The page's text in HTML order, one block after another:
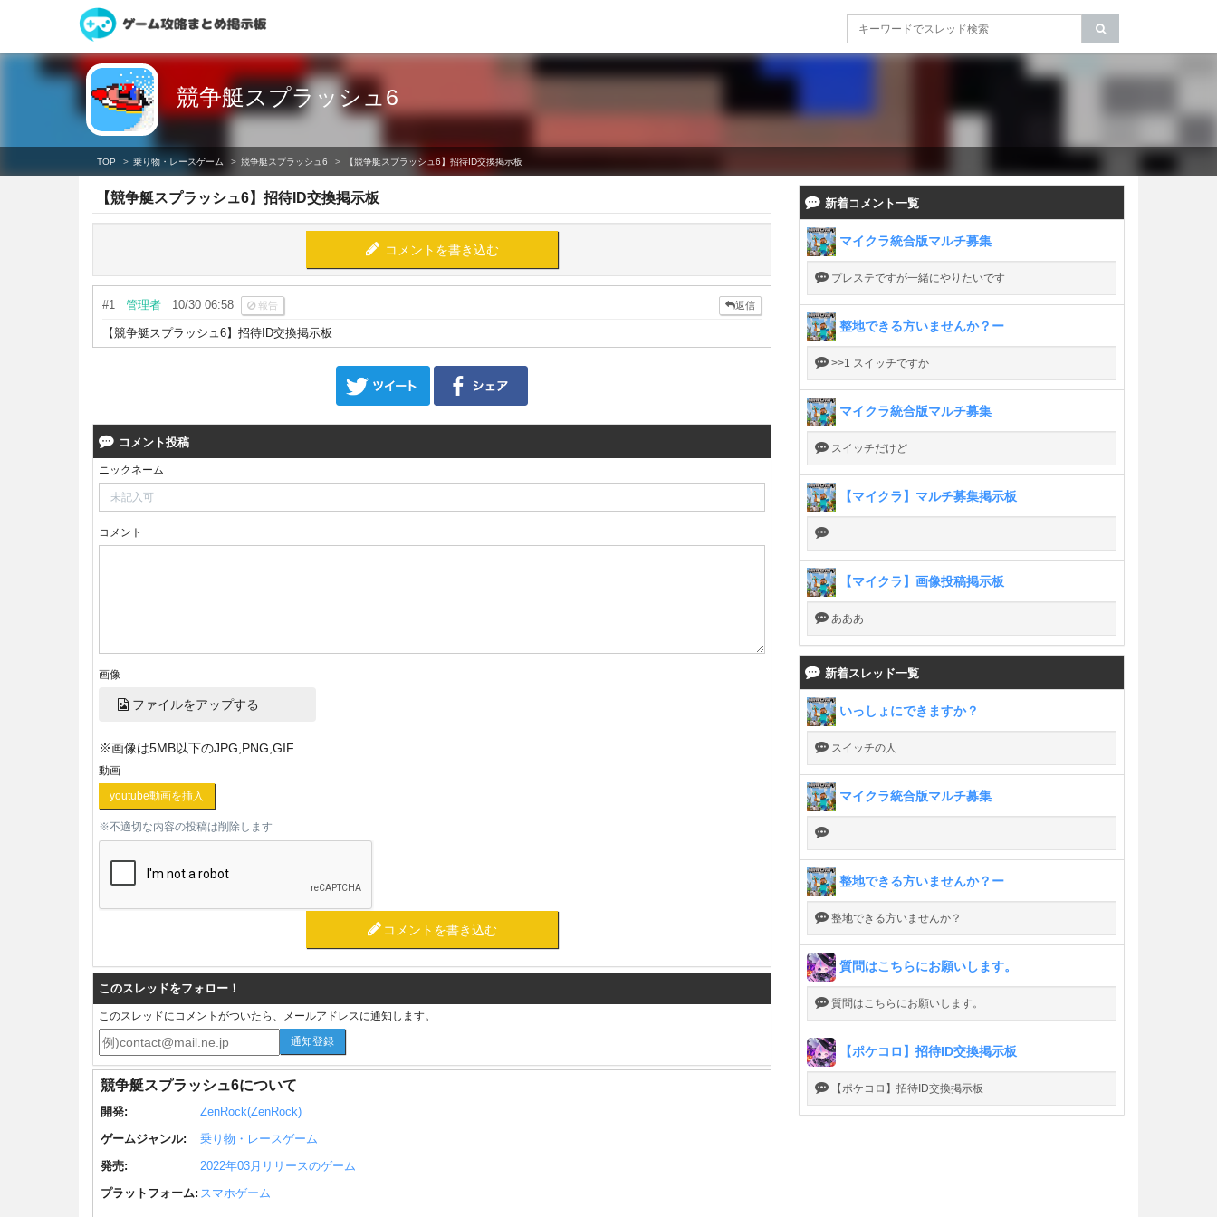
競争艇スプラッシュ6
TOP 乗り物・レースゲーム 競争艇スプラッシュ6 【競争艇スプラッシュ6】招待ID交換掲示板
【競争艇スプラッシュ6】招待ID交換掲示板
コメントを書き込む
#1 管理者 10/30 06:58 報告 返信
【競争艇スプラッシュ6】招待ID交換掲示板
コメント投稿
ニックネーム
コメント
画像
ファイルをアップする
※画像は5MB以下のJPG,PNG,GIF
動画
youtube動画を挿入
※不適切な内容の投稿は削除します
コメントを書き込む
このスレッドをフォロー！
このスレッドにコメントがついたら、メールアドレスに通知します。
競争艇スプラッシュ6について
開発:
ZenRock(ZenRock)
ゲームジャンル:
乗り物・レースゲーム
発売:
2022年03月リリースのゲーム
プラットフォーム: スマホゲーム
新着コメント一覧
マイクラ統合版マルチ募集
プレステですが一緒にやりたいです
整地できる方いませんか？ー
>>1 スイッチですか
マイクラ統合版マルチ募集
スイッチだけど
【マイクラ】マルチ募集掲示板
【マイクラ】画像投稿掲示板
あああ
新着スレッド一覧
いっしょにできますか？
スイッチの人
マイクラ統合版マルチ募集
整地できる方いませんか？ー
整地できる方いませんか？
質問はこちらにお願いします。
質問はこちらにお願いします。
【ポケコロ】招待ID交換掲示板
【ポケコロ】招待ID交換掲示板